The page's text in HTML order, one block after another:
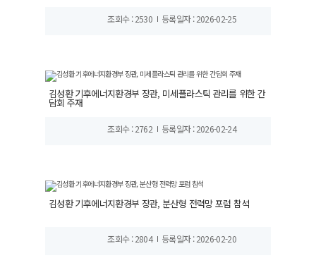
조회수 : 2530 등록일자 : 2026-02-25
김성환 기후에너지환경부 장관, 미세플라스틱 관리를 위한 간
담회 주재
조회수 : 2762 등록일자 : 2026-02-24
김성환 기후에너지환경부 장관, 분산형 전력망 포럼 참석
조회수 : 2804 등록일자 : 2026-02-20